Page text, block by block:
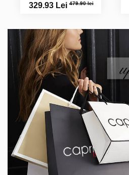
329.93 Lei479.90 lei